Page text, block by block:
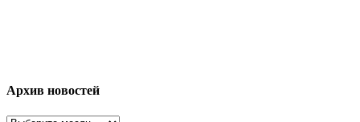
Архив новостей